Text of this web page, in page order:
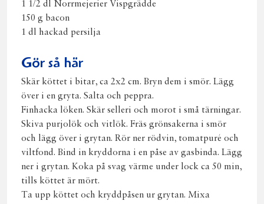
1 1/2 dl Norrmejerier Vispgrädde
150 g bacon
1 dl hackad persilja
Gör så här
Skär köttet i bitar, ca 2x2 cm. Bryn dem i smör. Lägg
över i en gryta. Salta och peppra.
Finhacka löken. Skär selleri och morot i små tärningar.
Skiva purjolök och vitlök. Fräs grönsakerna i smör
och lägg över i grytan. Rör ner rödvin, tomatpuré och
viltfond. Bind in kryddorna i en påse av gasbinda. Lägg
ner i grytan. Koka på svag värme under lock ca 50 min,
tills köttet är mört.
Ta upp köttet och kryddpåsen ur grytan. Mixa